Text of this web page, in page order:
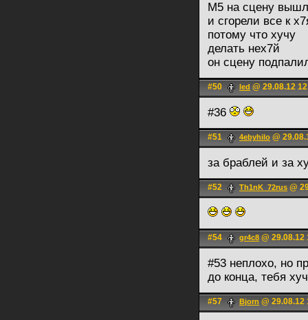
М5 на сцену
и сгорели все к
потому что хучу
делать нех7й
он сцену
#50 led @ 29.08.12
#36
#51 4ebyhilo @
за браблей и за
#52 Th1nK_72rus @
#54 gr4c8 @ 29.08.12
#53 неплохо, но
до конца, тебя
#57 Bjorn @ 29.08.12